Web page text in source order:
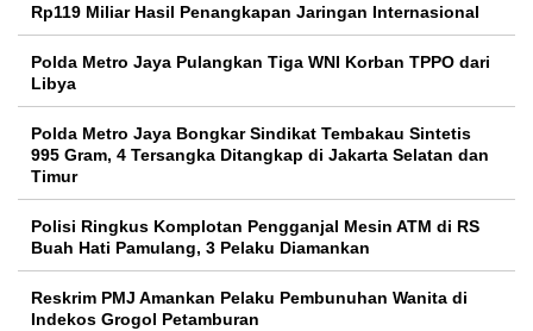
Rp119 Miliar Hasil Penangkapan Jaringan Internasional
Polda Metro Jaya Pulangkan Tiga WNI Korban TPPO dari
Libya
Polda Metro Jaya Bongkar Sindikat Tembakau Sintetis
995 Gram, 4 Tersangka Ditangkap di Jakarta Selatan dan
Timur
Polisi Ringkus Komplotan Pengganjal Mesin ATM di RS
Buah Hati Pamulang, 3 Pelaku Diamankan
Reskrim PMJ Amankan Pelaku Pembunuhan Wanita di
Indekos Grogol Petamburan